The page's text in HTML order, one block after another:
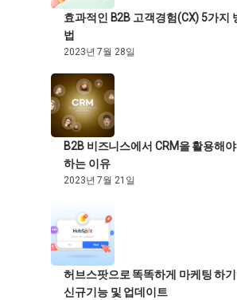
효과적인 B2B 고객경험(CX) 5가지
법
2023년 7월 28일
B2B 비즈니스에서 CRM을 활용해야
하는 이유
2023년 7월 21일
허브스팟으로 똑똑하게 마케팅 하
신규기능 및 업데이트